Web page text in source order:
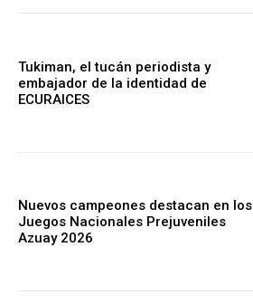
Tukiman, el tucán periodista y
embajador de la identidad de
ECURAICES
Nuevos campeones destacan en los
Juegos Nacionales Prejuveniles
Azuay 2026